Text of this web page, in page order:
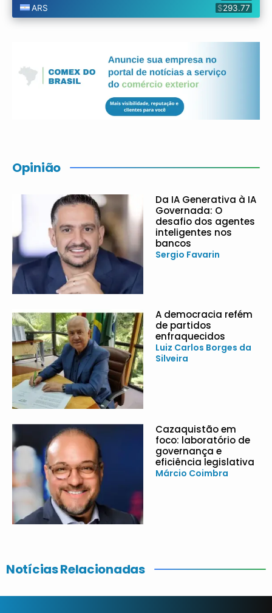
Opinião
Da IA Generativa à IA
Governada: O
desafio dos agentes
inteligentes nos
bancos
Sergio Favarin
A democracia refém
de partidos
enfraquecidos
Luiz Carlos Borges da
Silveira
Cazaquistão em
foco: laboratório de
governança e
eficiência legislativa
Márcio Coimbra
Notícias Relacionadas